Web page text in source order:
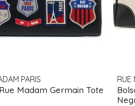
PARIS
Madam Germain Tote
RUE